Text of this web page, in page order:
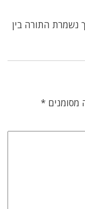
נשמרת התורה בין
*